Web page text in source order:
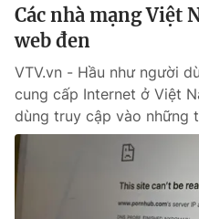
Các nhà mạng Việt
web đen
VTV.vn - Hầu như người
cung cấp Internet ở Việt
dùng truy cập vào những